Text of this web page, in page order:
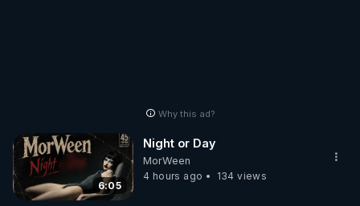
Why this ad?
6:05
Night or Day
MorWeen
4 hours ago
134 views